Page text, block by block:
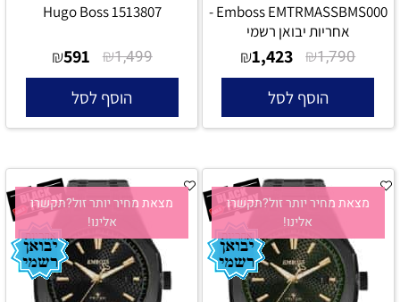
Emboss EMTRMASSBMS000 -
אחריות יבואן רשמי
₪1,790
₪1,423
הוסף לסל
Hugo Boss 1513807
₪1,499
₪591
הוסף לסל
מצאת מחיר יותר זול?תקשרו
אלינו!
מצאת מחיר יותר זול?תקשרו
אלינו!